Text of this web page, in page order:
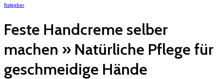
Ratgeber
Feste Handcreme selber
machen » Natürliche Pflege für
geschmeidige Hände